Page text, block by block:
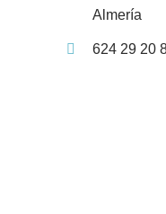
Almería
624 29 20